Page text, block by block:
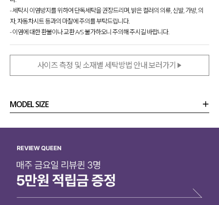
- 세탁시 이염방지를 위하여 단독세탁을 권장드리며, 밝은 컬러의 의류, 신발, 가방, 의
자, 자동차시트 등과의 마찰에 주의를 부탁드립니다.
- 이염에 대한 환불이나 교환 A/S 불가하오니 주의해 주시길 바랍니다.
사이즈 측정 및 소재별 세탁방법 안내 보러가기
MODEL SIZE